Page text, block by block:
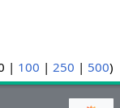
| 100 | 250 | 500)